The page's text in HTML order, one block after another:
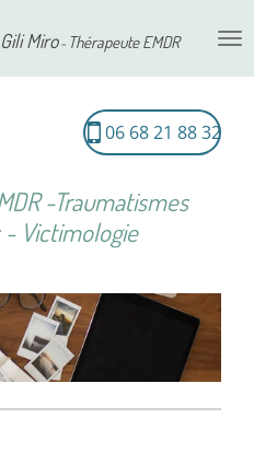
Miro- Thérapeute EMDR
06 68 21 88 32
-Traumatismes
Victimologie